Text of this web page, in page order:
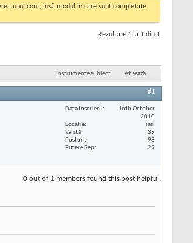
unui cont, însă modul în care sunt completate
Rezultate 1 la 1 din 1
Instrumente subiect Afișează
#1
Data înscrierii
16th October
2010
Locaţie
iasi
Vârstă
39
Posturi
98
Putere Rep
29
0 out of 1 members found this post helpful.